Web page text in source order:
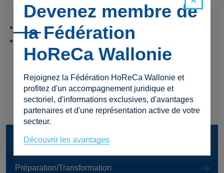
Consulter la brochure en ligne
Télécharger la brochure
Stockage
Préparation/Transformation
Devenez membre de
la Fédération
HoReCa Wallonie
Rejoignez la Fédération HoReCa Wallonie et
profitez d'un accompagnement juridique et
sectoriel, d'informations exclusives, d'avantages
partenaires et d'une représentation active de votre
secteur.
Découvrir les avantages